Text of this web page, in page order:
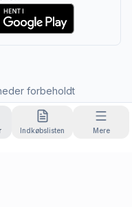
forbeholdt
Indkøbslisten Mere